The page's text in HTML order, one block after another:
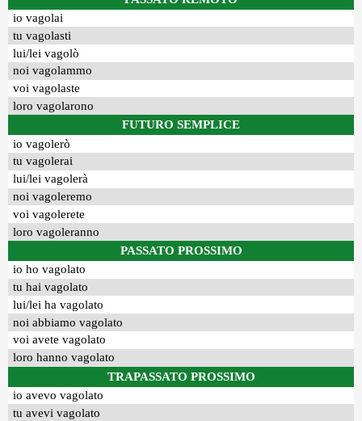
io vagolai
tu vagolasti
lui/lei vagolò
noi vagolammo
voi vagolaste
loro vagolarono
FUTURO SEMPLICE
io vagolerò
tu vagolerai
lui/lei vagolerà
noi vagoleremo
voi vagolerete
loro vagoleranno
PASSATO PROSSIMO
io ho vagolato
tu hai vagolato
lui/lei ha vagolato
noi abbiamo vagolato
voi avete vagolato
loro hanno vagolato
TRAPASSATO PROSSIMO
io avevo vagolato
tu avevi vagolato